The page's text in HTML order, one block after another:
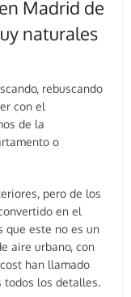
Madrid de
naturales
rebuscando
con el
de la
o
pero de los
en el
que este no es un
aire urbano, con
han llamado
todos los detalles.